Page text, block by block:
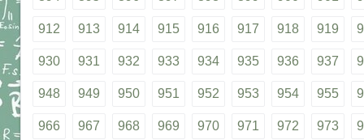
912 913 914 915 916 917 918 919
930 931 932 933 934 935 936 937
948 949 950 951 952 953 954 955
966 967 968 969 970 971 972 973